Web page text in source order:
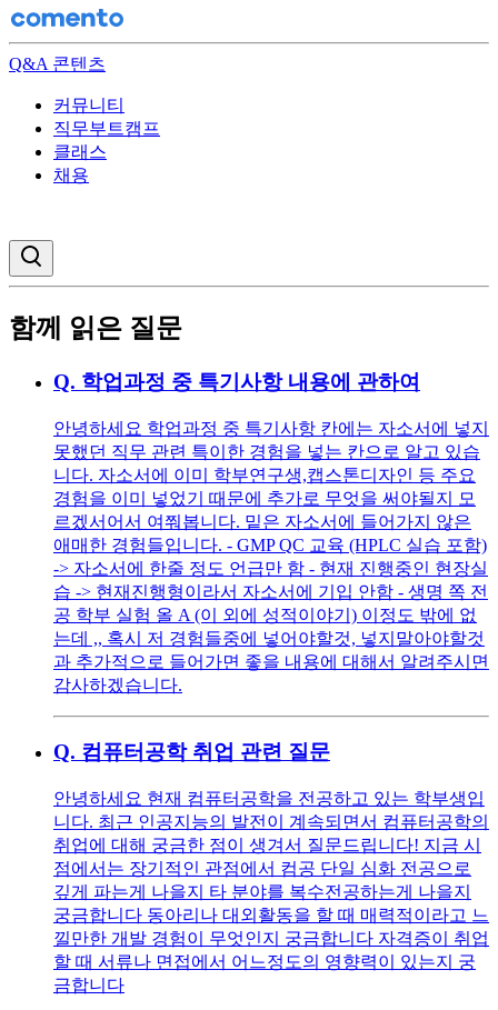
Q&A 콘텐츠
커뮤니티
직무부트캠프
클래스
채용
함께 읽은 질문
Q. 학업과정 중 특기사항 내용에 관하여
안녕하세요 학업과정 중 특기사항 칸에는 자소서에 넣지
못했던 직무 관련 특이한 경험을 넣는 칸으로 알고 있습
니다. 자소서에 이미 학부연구생,캡스톤디자인 등 주요
경험을 이미 넣었기 때문에 추가로 무엇을 써야될지 모
르겠서어서 여쭤봅니다. 밑은 자소서에 들어가지 않은
애매한 경험들입니다. - GMP QC 교육 (HPLC 실습 포함)
-> 자소서에 한줄 정도 언급만 함 - 현재 진행중인 현장실
습 -> 현재진행형이라서 자소서에 기입 안함 - 생명 쪽 전
공 학부 실험 올 A (이 외에 성적이야기) 이정도 밖에 없
는데 ,, 혹시 저 경험들중에 넣어야할것, 넣지말아야할것
과 추가적으로 들어가면 좋을 내용에 대해서 알려주시면
감사하겠습니다.
Q. 컴퓨터공학 취업 관련 질문
안녕하세요 현재 컴퓨터공학을 전공하고 있는 학부생입
니다. 최근 인공지능의 발전이 계속되면서 컴퓨터공학의
취업에 대해 궁금한 점이 생겨서 질문드립니다! 지금 시
점에서는 장기적인 관점에서 컴공 단일 심화 전공으로
깊게 파는게 나을지 타 분야를 복수전공하는게 나을지
궁금합니다 동아리나 대외활동을 할 때 매력적이라고 느
낄만한 개발 경험이 무엇인지 궁금합니다 자격증이 취업
할 때 서류나 면접에서 어느정도의 영향력이 있는지 궁
금합니다